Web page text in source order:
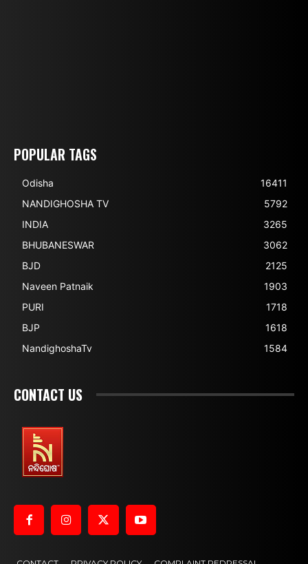
POPULAR TAGS
Odisha
16411
NANDIGHOSHA TV
5792
INDIA
3265
BHUBANESWAR
3062
BJD
2125
Naveen Patnaik
1903
PURI
1718
BJP
1618
NandighoshaTv
1584
CONTACT US